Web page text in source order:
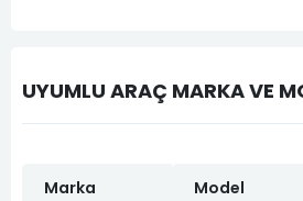
UYUMLU ARAÇ MARKA VE
Marka Model